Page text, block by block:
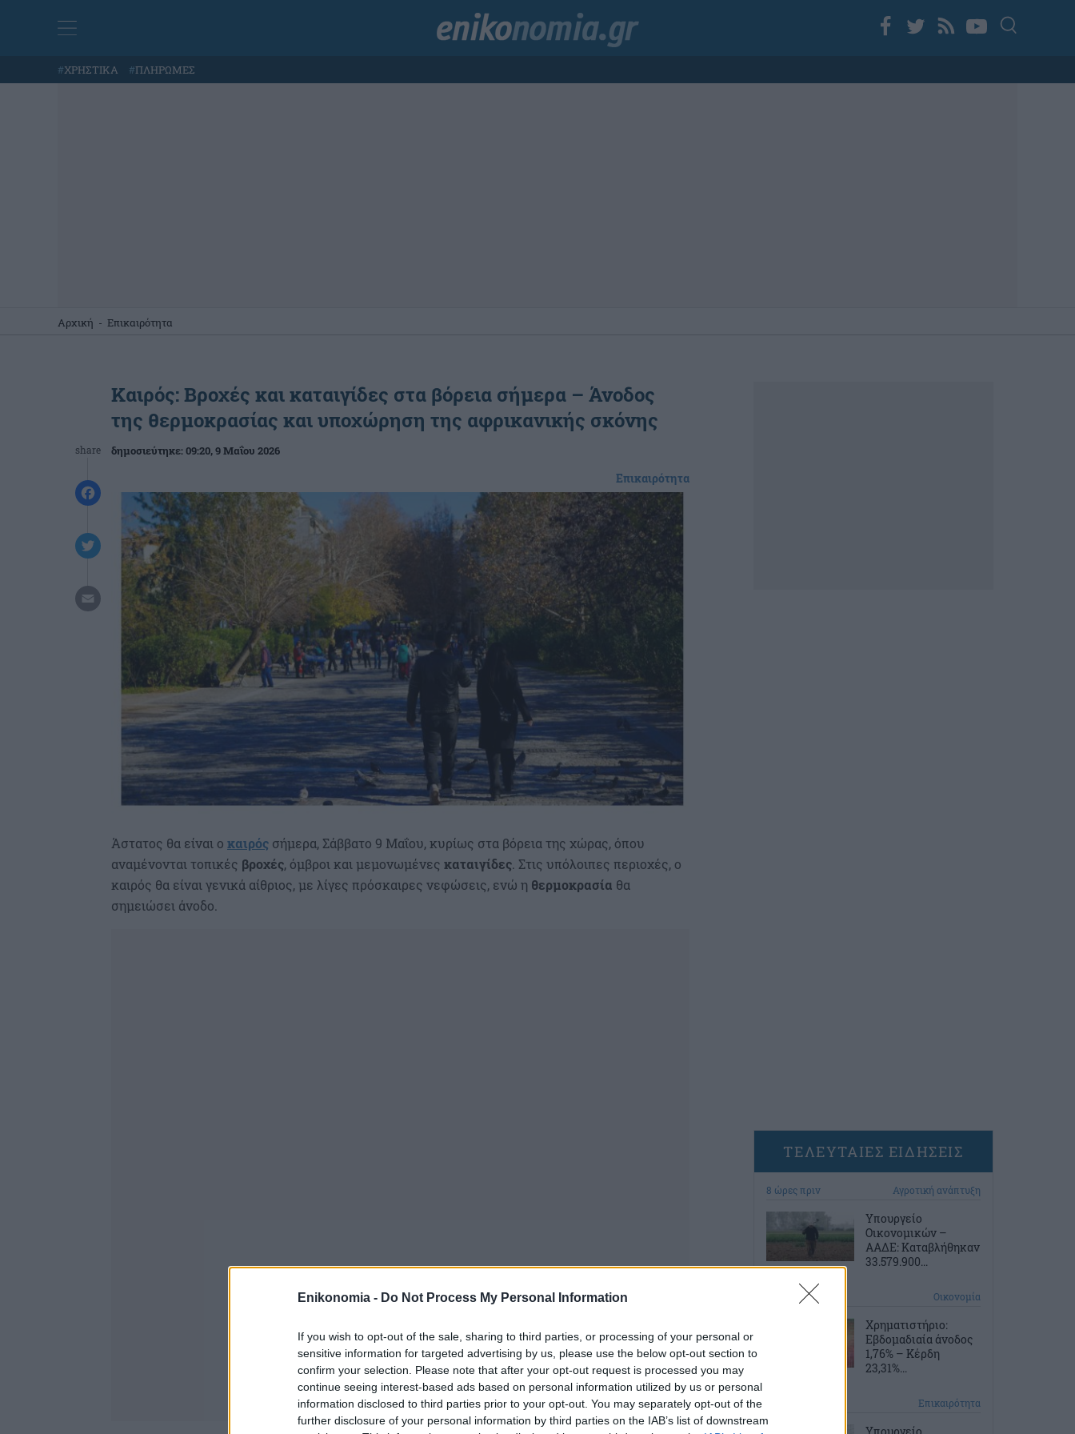
Enikonomia - Do Not Process My Personal Information
If you wish to opt-out of the sale, sharing to third parties, or processing of your personal or
sensitive information for targeted advertising by us, please use the below opt-out section to
confirm your selection. Please note that after your opt-out request is processed you may
continue seeing interest-based ads based on personal information utilized by us or personal
information disclosed to third parties prior to your opt-out. You may separately opt-out of the
further disclosure of your personal information by third parties on the IAB’s list of downstream
#ΧΡΗΣΤΙΚΑ #ΠΛΗΡΩΜΕΣ
Αρχική - Επικαιρότητα
share
Καιρός: Βροχές και καταιγίδες στα βόρεια σήμερα – Άνοδος
της θερμοκρασίας και υποχώρηση της αφρικανικής σκόνης
δημοσιεύτηκε:09:20, 9 Μαΐου 2026
Επικαιρότητα
Άστατος θα είναι ο καιρός σήμερα, Σάββατο 9 Μαΐου, κυρίως στα βόρεια της χώρας, όπου
αναμένονται τοπικές βροχές, όμβροι και μεμονωμένες καταιγίδες. Στις υπόλοιπες περιοχές, ο
καιρός θα είναι γενικά αίθριος, με λίγες πρόσκαιρες νεφώσεις, ενώ η θερμοκρασία θα
σημειώσει άνοδο.
ΤΕΛΕΥΤΑΙΕΣ ΕΙΔΗΣΕΙΣ
8 ώρες πριν Αγροτική ανάπτυξη
Υπουργείο
Οικονομικών –
ΑΑΔΕ: Καταβλήθηκαν
33.579.900...
9 ώρες πριν Οικονομία
Χρηματιστήριο:
Εβδομαδιαία άνοδος
1,76% – Κέρδη
23,31%...
Επικαιρότητα